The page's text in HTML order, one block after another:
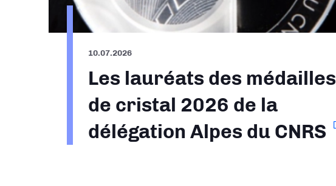
10.07.2026
Les lauréats des médailles
de cristal 2026 de la
délégation Alpes du CNRS